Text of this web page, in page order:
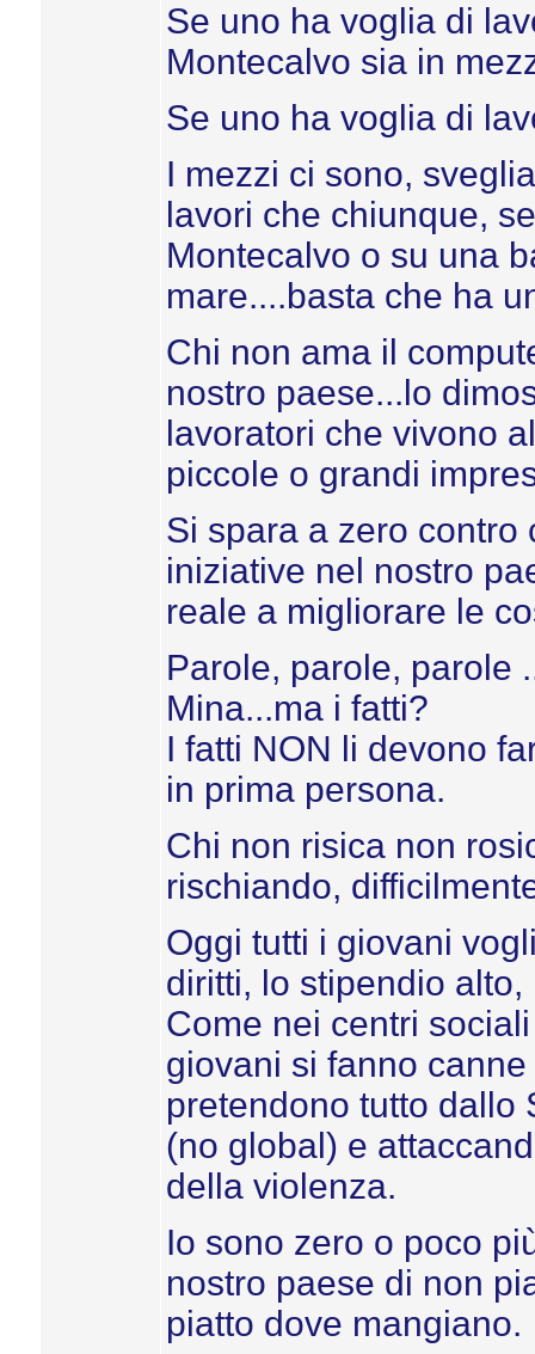
Se uno ha voglia di
Montecalvo sia in
Se uno ha voglia di
I mezzi ci sono,
lavori che chiunque,
Montecalvo o su una
mare....basta che ha
Chi non ama il
nostro paese...lo
lavoratori che vivono
piccole o grandi
Si spara a zero contro
iniziative nel nostro
reale a migliorare le
Parole, parole, parole
Mina...ma i fatti?
I fatti NON li devono
in prima persona.
Chi non risica non
rischiando,
Oggi tutti i giovani
diritti, lo stipendio
Come nei centri
giovani si fanno
pretendono tutto dallo
(no global) e
della violenza.
Io sono zero o poco
nostro paese di non
piatto dove mangiano.